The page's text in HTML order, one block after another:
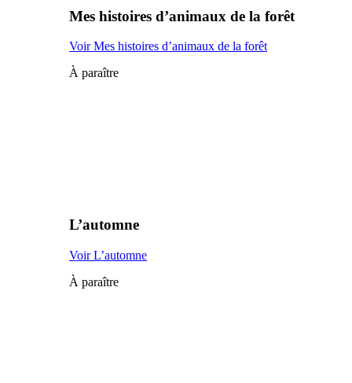
Mes histoires d’animaux de la forêt
Voir Mes histoires d’animaux de la forêt
À paraître
L’automne
Voir L’automne
À paraître